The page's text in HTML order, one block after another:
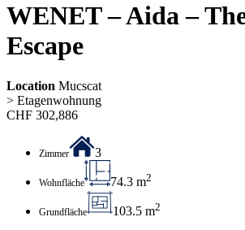
WENET – Aida –
Escape
Location Mucscat
> Etagenwohnung
CHF 302,886
Zimmer 3
Wohnfläche 74.3 m2
Grundfläche 103.5 m2